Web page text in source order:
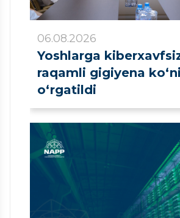
06.08.2026
Yoshlarga
raqamli gigiyena
o‘rgatildi